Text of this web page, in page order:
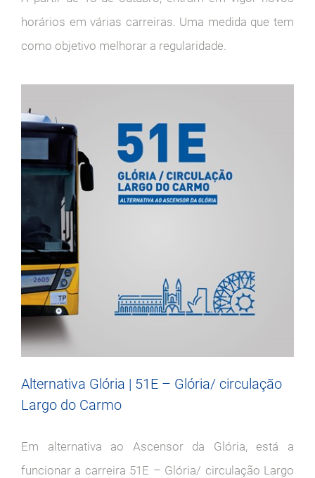
horários em várias carreiras. Uma medida que tem
como objetivo melhorar a regularidade.
Alternativa Glória | 51E – Glória/ circulação
Largo do Carmo
Em alternativa ao Ascensor da Glória, está a
funcionar a carreira 51E – Glória/ circulação Largo